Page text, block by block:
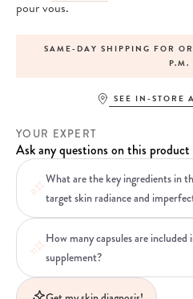
pour vous.
SAME-DAY SHIPPING FOR
P.M.
SEE IN-STORE
YOUR EXPERT
Ask any questions on this product
What are the key ingredients in
target skin radiance and
How many capsules are
supplement?